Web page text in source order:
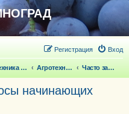
Вход
Регистрация
Агротехника выращивания винограда Агротехника выращивания винограда Часто задаваемые вопросы начинающих
начинающих